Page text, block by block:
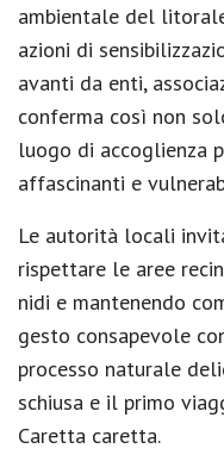
ambientale del
azioni di
avanti da enti,
conferma così non
luogo di accoglienza
affascinanti e
Le autorità locali
rispettare le aree
nidi e mantenendo
gesto consapevole
processo naturale
schiusa e il primo
Caretta caretta.